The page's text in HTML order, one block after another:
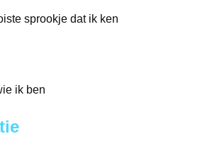
sprookje dat ik ken
ik ben